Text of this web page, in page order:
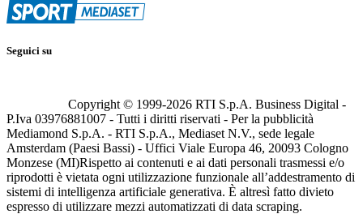
Seguici su
Copyright © 1999-2026 RTI S.p.A. Business Digital -
P.Iva 03976881007 - Tutti i diritti riservati - Per la pubblicità
Mediamond S.p.A. - RTI S.p.A., Mediaset N.V., sede legale
Amsterdam (Paesi Bassi) - Uffici Viale Europa 46, 20093 Cologno
Monzese (MI)Rispetto ai contenuti e ai dati personali trasmessi e/o
riprodotti è vietata ogni utilizzazione funzionale all’addestramento di
sistemi di intelligenza artificiale generativa. È altresì fatto divieto
espresso di utilizzare mezzi automatizzati di data scraping.